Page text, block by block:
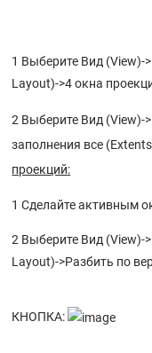
1 Выберите Вид (View)-
Layout)->4 окна
2 Выберите Вид
заполнения все
проекций:
1 Сделайте активным
2 Выберите Вид (View)-
Layout)->Разбить по
КНОПКА: